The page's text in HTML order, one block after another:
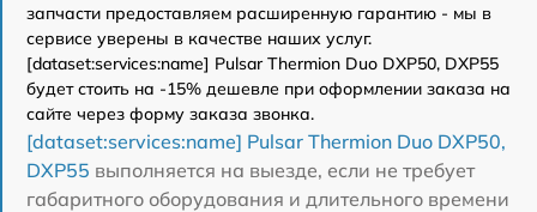
запчасти предоставляем расширенную гарантию - мы в
сервисе уверены в качестве наших услуг.
[dataset:services:name] Pulsar Thermion Duo DXP50, DXP55
будет стоить на -15% дешевле при оформлении заказа на
сайте через форму заказа звонка.
[dataset:services:name] Pulsar Thermion Duo DXP50,
DXP55 выполняется на выезде, если не требует
габаритного оборудования и длительного времени